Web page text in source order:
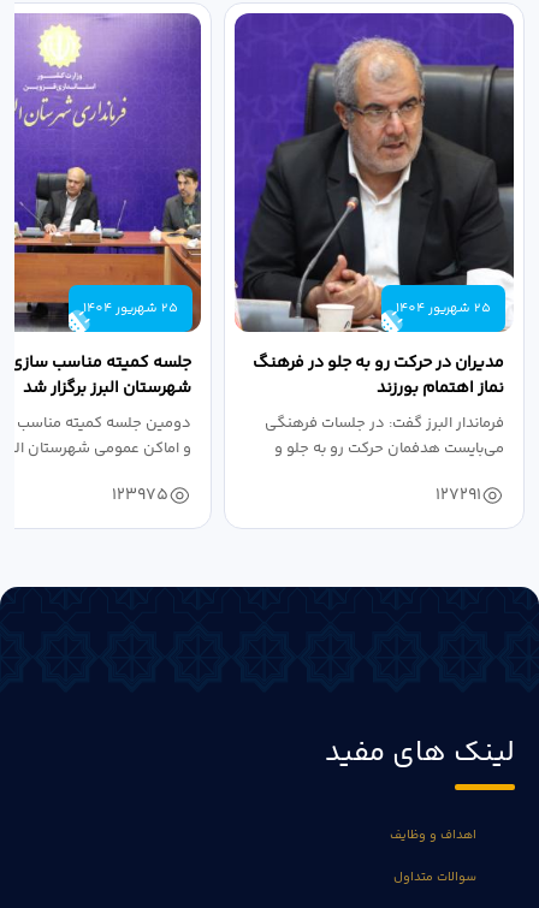
25 شهریور 1404
مدیران در حرکت رو به جلو در فرهنگ
نماز اهتمام بورزند
فرماندار البرز گفت: در جلسات فرهنگی
می‌بایست هدفمان حرکت رو به جلو و
127291
25 شهریور 1404
جلسه کمیته مناسب سازی
شهرستان البرز برگزار شد
دومین جلسه کمیته مناسب
و اماکن عمومی شهرستان
123975
لینک های مفید
اهداف و وظایف
سوالات متداول